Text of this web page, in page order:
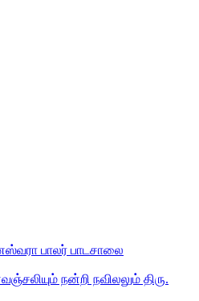
பாலர் பாடசாலை
நன்றி நவிலலும் திரு.